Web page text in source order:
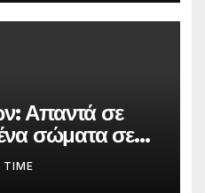
Απαντά σε
σώματα σε
TIME